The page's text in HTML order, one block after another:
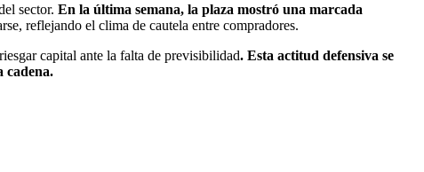
sector. En la última semana, la plaza mostró una marcada
reflejando el clima de cautela entre compradores.
capital ante la falta de previsibilidad. Esta actitud defensiva se
cadena.